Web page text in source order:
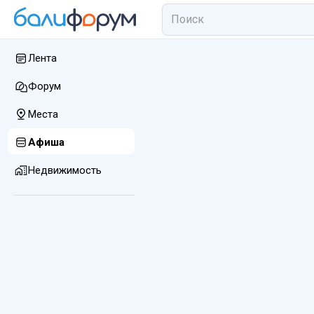
Лента
Форум
Места
Афиша
Недвижимость